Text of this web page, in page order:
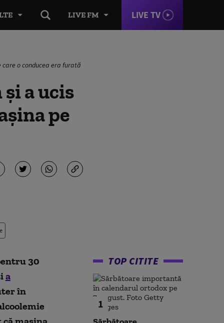
LIVE FM LIVE TV
o conducea era furată
a ucis
pe
30
a
în
TOP CITITE
1